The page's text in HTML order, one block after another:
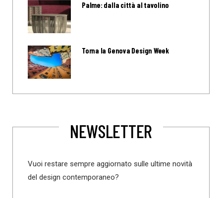
Palme: dalla città al tavolino
Torna la Genova Design Week
NEWSLETTER
Vuoi restare sempre aggiornato sulle ultime novità
del design contemporaneo?